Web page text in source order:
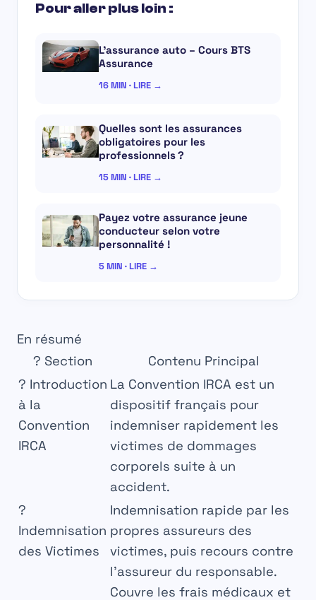
Pour aller plus loin :
L’assurance auto – Cours BTS
Assurance
16 MIN · LIRE →
Quelles sont les assurances
obligatoires pour les
professionnels ?
15 MIN · LIRE →
Payez votre assurance jeune
conducteur selon votre
personnalité !
5 MIN · LIRE →
En résumé
? Section
Contenu Principal
? Introduction
à la
Convention
IRCA
La Convention IRCA est un
dispositif français pour
indemniser rapidement les
victimes de dommages
corporels suite à un
accident.
?
Indemnisation
des Victimes
Indemnisation rapide par les
propres assureurs des
victimes, puis recours contre
l’assureur du responsable.
Couvre les frais médicaux et